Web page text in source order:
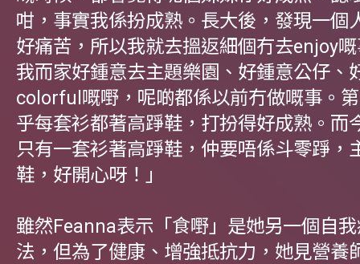
咁，事實我係扮成熟。長大後，發現一個
好痛苦，所以我就去搵返細個冇去enjoy
我而家好鍾意去主題樂園、好鍾意公仔、
colorful嘅嘢，呢啲都係以前冇做嘅事。
乎每套衫都著高踭鞋，打扮得好成熟。而
只有一套衫著高踭鞋，仲要唔係斗零踭，
鞋，好開心呀！」
雖然Feanna表示「食嘢」是她另一個自
法，但為了健康、增強抵抗力，她見營養